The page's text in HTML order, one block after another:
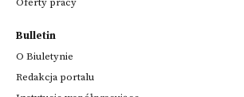
Bulletin
O Biuletynie
Redakcja portalu